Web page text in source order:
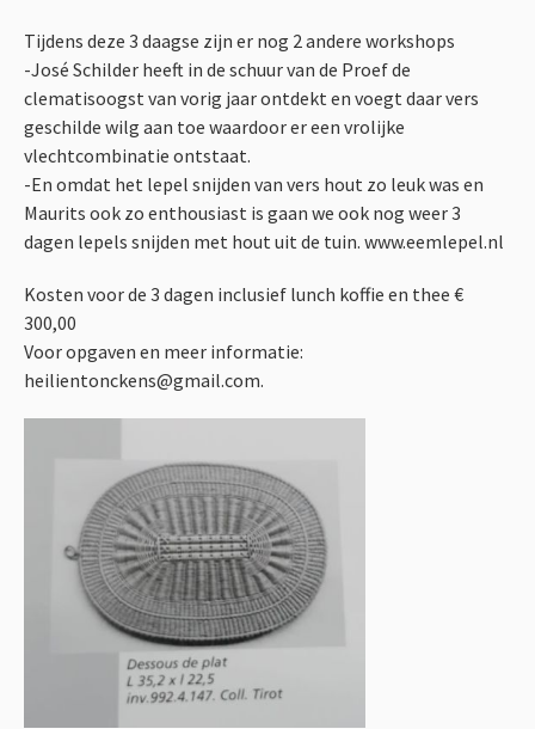
Tijdens deze 3 daagse zijn er nog 2 andere workshops
-José Schilder heeft in de schuur van de Proef de
clematisoogst van vorig jaar ontdekt en voegt daar vers
geschilde wilg aan toe waardoor er een vrolijke
vlechtcombinatie ontstaat.
-En omdat het lepel snijden van vers hout zo leuk was en
Maurits ook zo enthousiast is gaan we ook nog weer 3
dagen lepels snijden met hout uit de tuin. www.eemlepel.nl
Kosten voor de 3 dagen inclusief lunch koffie en thee €
300,00
Voor opgaven en meer informatie:
heilientonckens@gmail.com.